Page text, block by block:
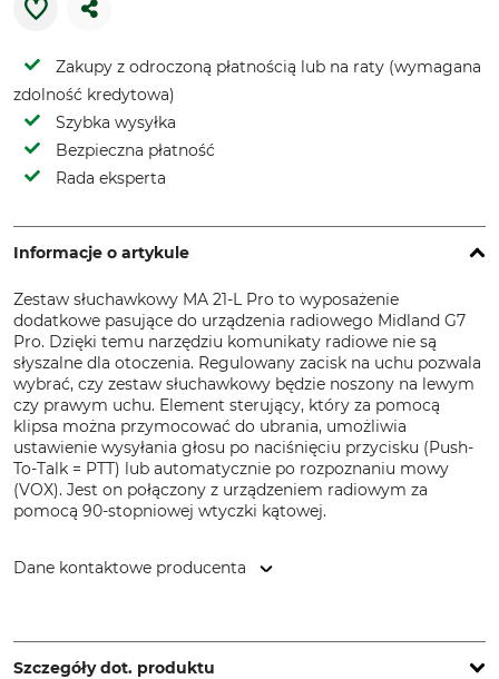
Zakupy z odroczoną płatnością lub na raty (wymagana
zdolność kredytowa)
Szybka wysyłka
Bezpieczna płatność
Rada eksperta
Informacje o artykule
Zestaw słuchawkowy MA 21-L Pro to wyposażenie
dodatkowe pasujące do urządzenia radiowego Midland G7
Pro. Dzięki temu narzędziu komunikaty radiowe nie są
słyszalne dla otoczenia. Regulowany zacisk na uchu pozwala
wybrać, czy zestaw słuchawkowy będzie noszony na lewym
czy prawym uchu. Element sterujący, który za pomocą
klipsa można przymocować do ubrania, umożliwia
ustawienie wysyłania głosu po naciśnięciu przycisku (Push-
To-Talk = PTT) lub automatycznie po rozpoznaniu mowy
(VOX). Jest on połączony z urządzeniem radiowym za
pomocą 90-stopniowej wtyczki kątowej.
Dane kontaktowe producenta
Germany, www.alan-electronics.de
Szczegóły dot. produktu